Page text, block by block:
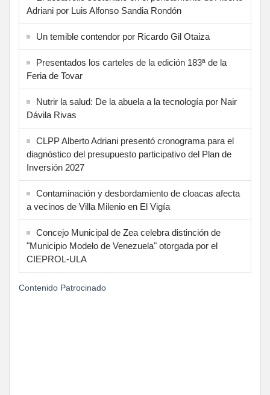
Adriani por Luis Alfonso Sandia Rondón
Un temible contendor por Ricardo Gil Otaiza
Presentados los carteles de la edición 183ª de la
Feria de Tovar
Nutrir la salud: De la abuela a la tecnología por Nair
Dávila Rivas
CLPP Alberto Adriani presentó cronograma para el
diagnóstico del presupuesto participativo del Plan de
Inversión 2027
Contaminación y desbordamiento de cloacas afecta
a vecinos de Villa Milenio en El Vigía
Concejo Municipal de Zea celebra distinción de
"Municipio Modelo de Venezuela" otorgada por el
CIEPROL-ULA
Contenido Patrocinado